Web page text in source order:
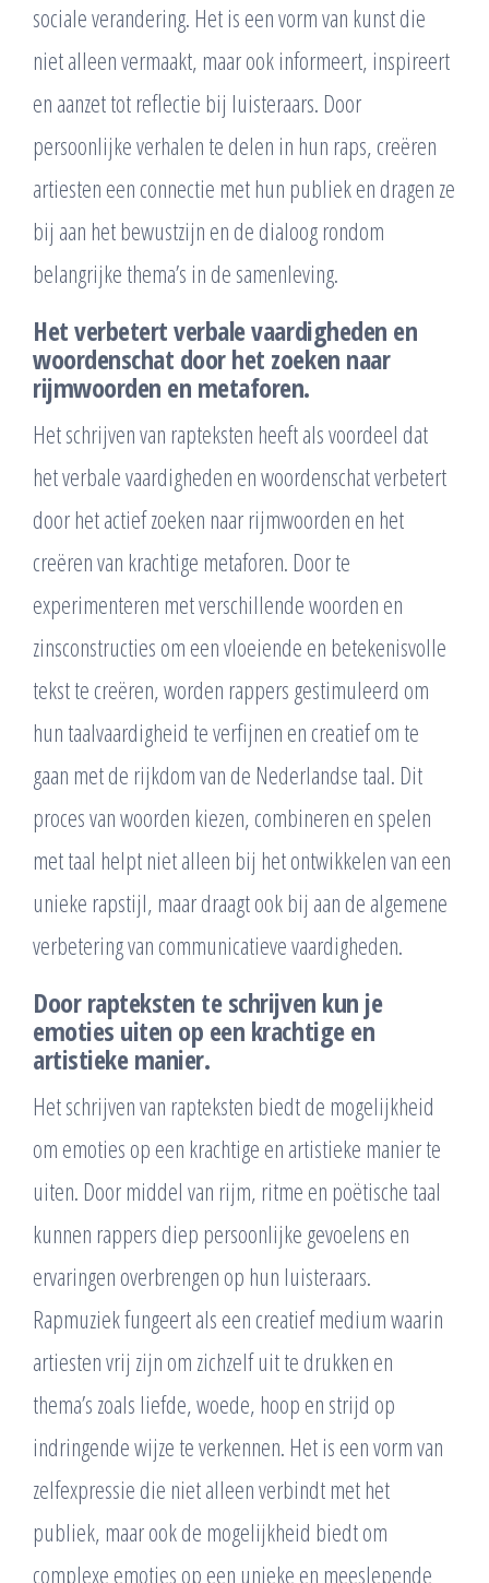
sociale verandering. Het is een vorm van kunst die
niet alleen vermaakt, maar ook informeert, inspireert
en aanzet tot reflectie bij luisteraars. Door
persoonlijke verhalen te delen in hun raps, creëren
artiesten een connectie met hun publiek en dragen ze
bij aan het bewustzijn en de dialoog rondom
belangrijke thema’s in de samenleving.
Het verbetert verbale vaardigheden en
woordenschat door het zoeken naar
rijmwoorden en metaforen.
Het schrijven van rapteksten heeft als voordeel dat
het verbale vaardigheden en woordenschat verbetert
door het actief zoeken naar rijmwoorden en het
creëren van krachtige metaforen. Door te
experimenteren met verschillende woorden en
zinsconstructies om een vloeiende en betekenisvolle
tekst te creëren, worden rappers gestimuleerd om
hun taalvaardigheid te verfijnen en creatief om te
gaan met de rijkdom van de Nederlandse taal. Dit
proces van woorden kiezen, combineren en spelen
met taal helpt niet alleen bij het ontwikkelen van een
unieke rapstijl, maar draagt ook bij aan de algemene
verbetering van communicatieve vaardigheden.
Door rapteksten te schrijven kun je
emoties uiten op een krachtige en
artistieke manier.
Het schrijven van rapteksten biedt de mogelijkheid
om emoties op een krachtige en artistieke manier te
uiten. Door middel van rijm, ritme en poëtische taal
kunnen rappers diep persoonlijke gevoelens en
ervaringen overbrengen op hun luisteraars.
Rapmuziek fungeert als een creatief medium waarin
artiesten vrij zijn om zichzelf uit te drukken en
thema’s zoals liefde, woede, hoop en strijd op
indringende wijze te verkennen. Het is een vorm van
zelfexpressie die niet alleen verbindt met het
publiek, maar ook de mogelijkheid biedt om
complexe emoties op een unieke en meeslepende